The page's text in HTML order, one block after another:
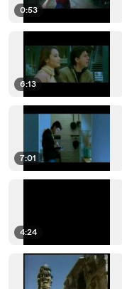
0:53
6:13
7:01
4:24